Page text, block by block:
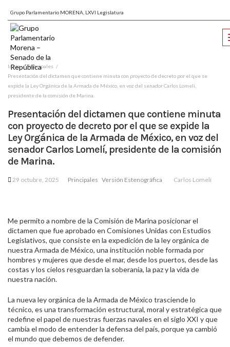
Grupo Parlamentario MORENA, LXVI Legislatura
Inicio
Principales
Presentación del dictamen que contiene minuta con proyecto de decreto por el que se
expide la Ley Orgánica de la Armada de México, en voz del senador Carlos Lomelí,
presidente de la comisión de Marina.
Presentación del dictamen que contiene minuta
con proyecto de decreto por el que se expide la
Ley Orgánica de la Armada de México, en voz del
senador Carlos Lomelí, presidente de la comisión
de Marina.
29 octubre, 2025 Principales Versión Estenográfica Carlos Lomelí
Me permito a nombre de la Comisión de Marina posicionar el
dictamen que fue aprobado en Comisiones Unidas con Estudios
Legislativos, que consiste en la expedición de la ley orgánica de
nuestra Armada de México, una institución noble formada por
hombres y mujeres que desde el mar, desde los puertos, desde las
costas y los cielos resguardan la soberanía, la paz y la vida de
nuestra nación.
La nueva ley orgánica de la Armada de México trasciende lo
técnico, es una transformación estructural, moral y estratégica que
redefine el papel de nuestras fuerzas navales en el siglo XXI y que
cambia el modo de entender la defensa del país, porque ya cambió
el mundo que debemos de defender.